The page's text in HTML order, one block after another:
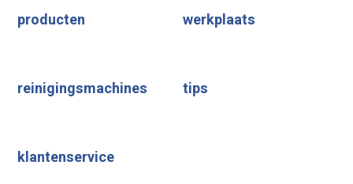
producten werkplaats
reinigingsmachines tips
klantenservice